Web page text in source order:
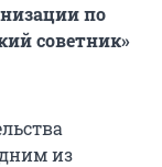
по
советник»
из